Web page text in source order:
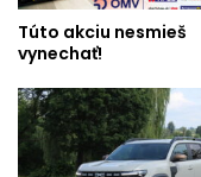
Túto akciu nesmieš
vynechať!